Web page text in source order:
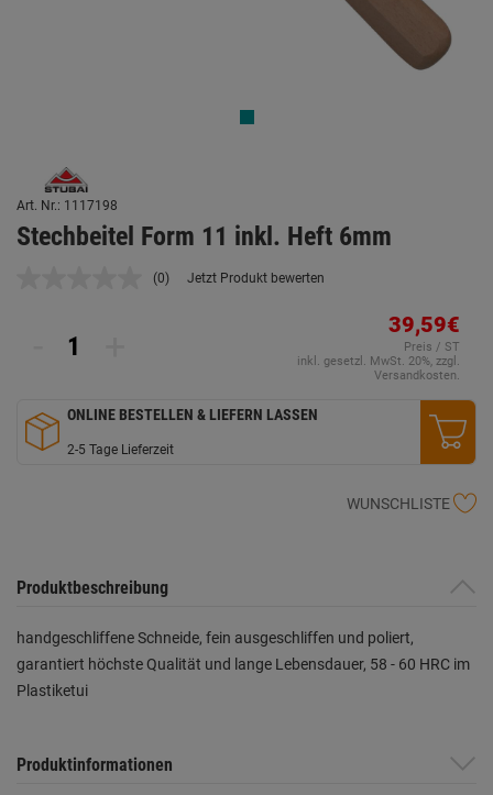
Art. Nr.: 1117198
Stechbeitel Form 11 inkl. Heft 6mm
Kein
(0) Jetzt Produkt bewerten
39,59€
Preis / ST
inkl. gesetzl. MwSt. 20%, zzgl.
Versandkosten.
ONLINE BESTELLEN & LIEFERN LASSEN
2-5 Tage Lieferzeit
WUNSCHLISTE
Produktbeschreibung
handgeschliffene Schneide, fein ausgeschliffen und poliert,
garantiert höchste Qualität und lange Lebensdauer, 58 - 60 HRC im
Plastiketui
Produktinformationen